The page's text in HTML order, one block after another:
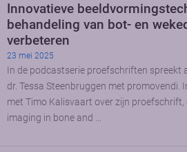
Innovatieve
behandeling van bot- en
verbeteren
23 mei 2025
In de podcastserie proefschriften spreekt
dr. Tessa Steenbruggen met promovendi.
met Timo Kalisvaart over zijn proefschrift,
imaging in bone and …